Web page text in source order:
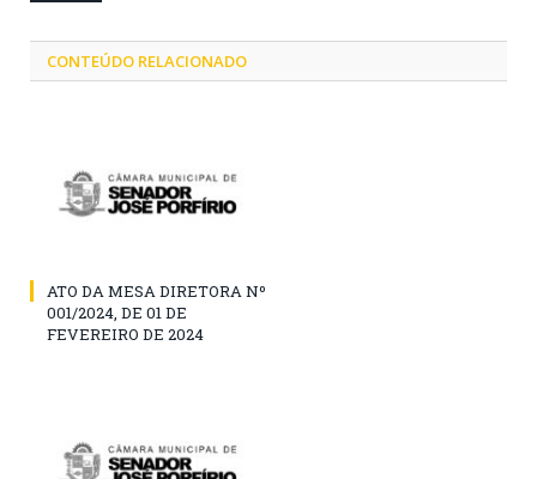
CONTEÚDO RELACIONADO
ATO DA MESA DIRETORA Nº
001/2024, DE 01 DE
FEVEREIRO DE 2024